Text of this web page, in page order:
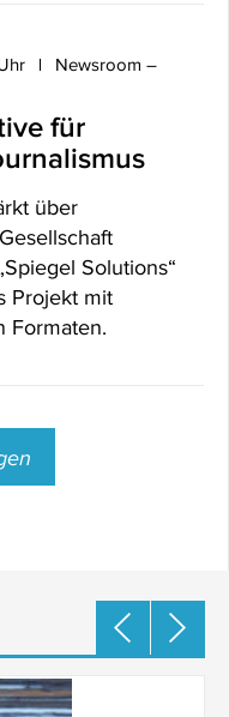
Newsroom –
für
über
Solutions“
Projekt mit
Formaten.